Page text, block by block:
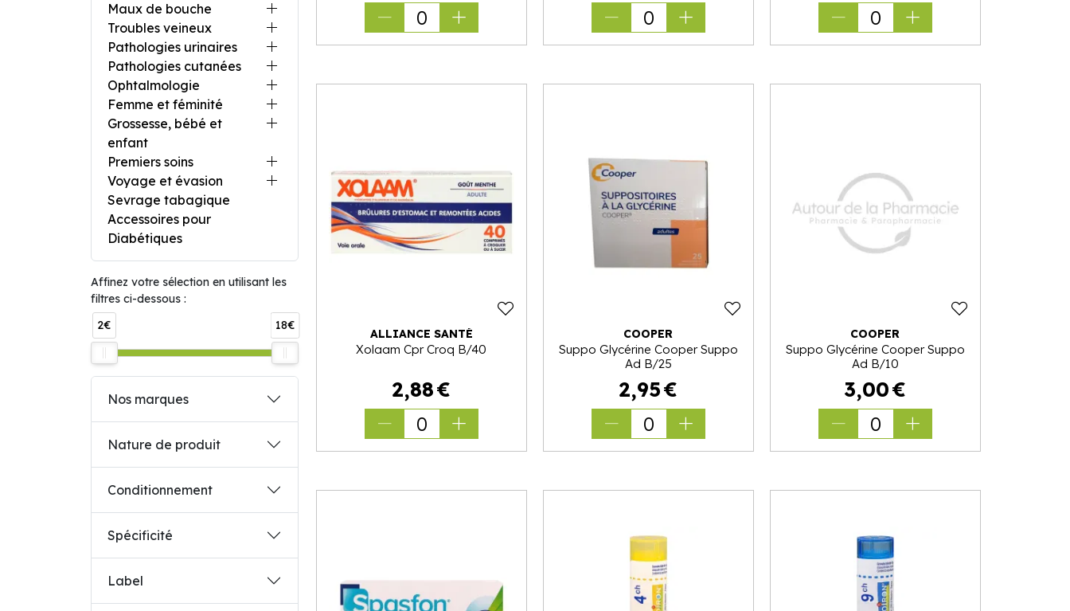
0 0 0
ALLIANCE SANTÉ
Xolaam Cpr Croq B/40
2,88€
0
COOPER
Suppo Glycérine Cooper Suppo
Ad B/25
2,95€
0
COOPER
Suppo Glycérine Cooper Suppo
Ad B/10
3,00€
0
Maux de bouche
Troubles veineux
Pathologies urinaires
Pathologies cutanées
Ophtalmologie
Femme et féminité
Grossesse, bébé et
enfant
Premiers soins
Voyage et évasion
Sevrage tabagique
Accessoires pour
Diabétiques
Affinez votre sélection en utilisant les
filtres ci-dessous :
2€
18€
Nos marques
Nature de produit
Conditionnement
Spécificité
Label